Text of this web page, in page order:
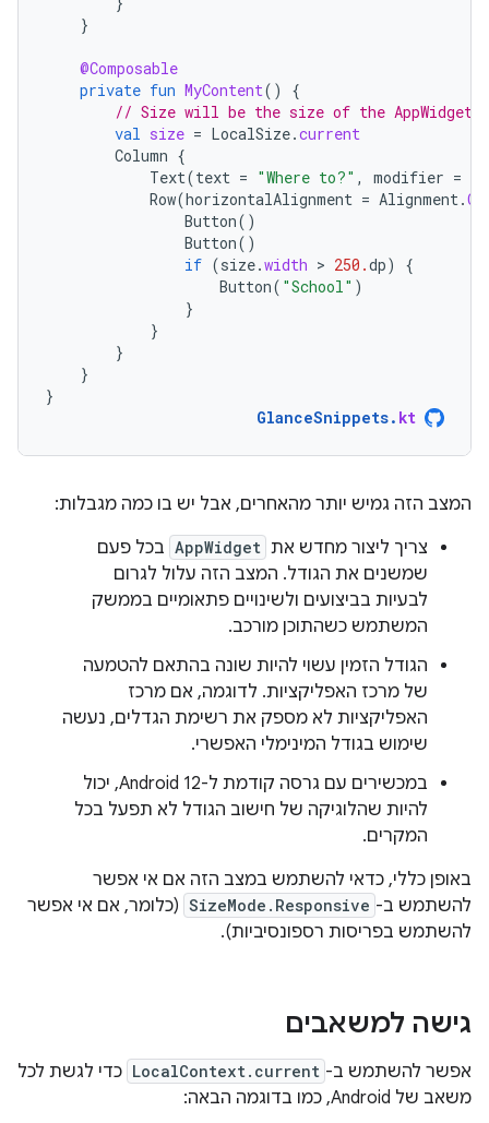
}
@Composable
private fun MyContent()
{
// Size will be the size of the AppWidget
val size = LocalSize.current
Column {
Text(text = "Where to?" , modifier =
Row(horizontalAlignment = Alignment.
Button()
Button()
if (size.width > 250.dp)
{
Button( "School" )
}
}
}
}
}
GlanceSnippets. kt
המצב הזה גמיש יותר מהאחרים, אבל יש בו כמה מגבלות:
צריך ליצור מחדש את AppWidget בכל פעם
שמשנים את הגודל. המצב הזה עלול לגרום
לבעיות בביצועים ולשינויים פתאומיים בממשק
המשתמש כשהתוכן מורכב.
הגודל הזמין עשוי להיות שונה בהתאם להטמעה
של מרכז האפליקציות. לדוגמה, אם מרכז
האפליקציות לא מספק את רשימת הגדלים, נעשה
שימוש בגודל המינימלי האפשרי.
במכשירים עם גרסה קודמת ל-Android 12, יכול
להיות שהלוגיקה של חישוב הגודל לא תפעל בכל
המקרים.
באופן כללי, כדאי להשתמש במצב הזה אם אי אפשר
להשתמש ב- SizeMode.Responsive (כלומר, אם אי אפשר
להשתמש בפריסות רספונסיביות).
גישה למשאבים
אפשר להשתמש ב- LocalContext.current כדי לגשת לכל
משאב של Android, כמו בדוגמה הבאה: